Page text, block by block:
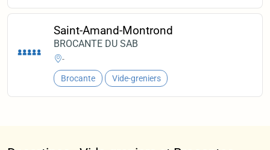
Saint-Amand-Montrond
BROCANTE DU SAB
-
Brocante Vide-greniers